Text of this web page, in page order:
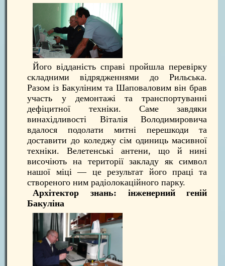
Його відданість справі пройшла перевірку
складними відрядженнями до Рильська.
Разом із Бакуліним та Шаповаловим він брав
участь у демонтажі та транспортуванні
дефіцитної техніки. Саме завдяки
винахідливості Віталія Володимировича
вдалося подолати митні перешкоди та
доставити до коледжу сім одиниць масивної
техніки. Велетенські антени, що й нині
височіють на території закладу як символ
нашої міці — це результат його праці та
створеного ним радіолокаційного парку.
Архітектор знань: інженерний геній
Бакуліна